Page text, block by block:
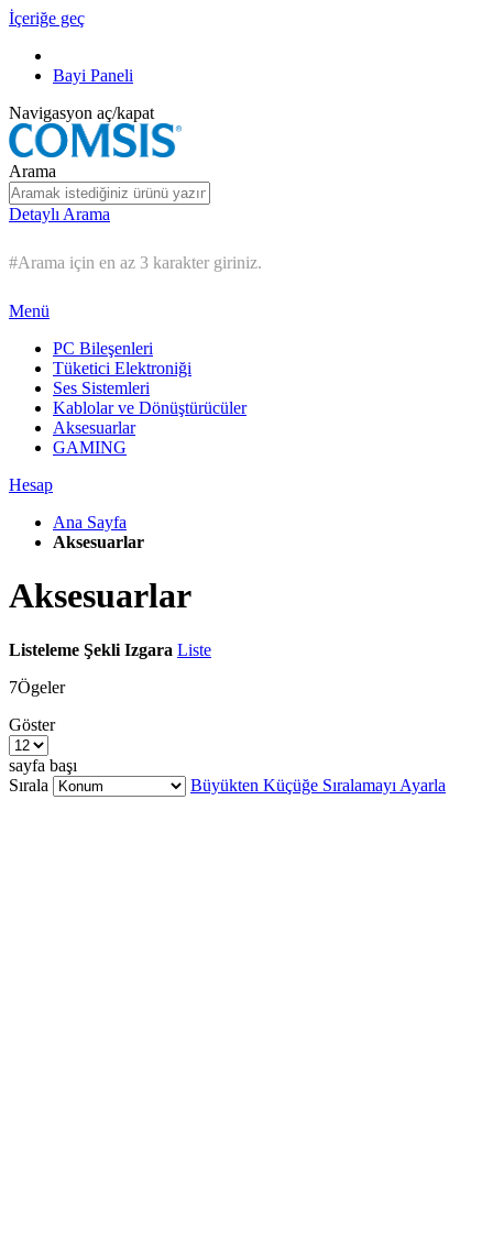
İçeriğe geç
Bayi Paneli
Navigasyon aç/kapat
Arama
Detaylı Arama
#Arama için en az 3 karakter giriniz.
Menü
PC Bileşenleri
Tüketici Elektroniği
Ses Sistemleri
Kablolar ve Dönüştürücüler
Aksesuarlar
GAMING
Hesap
Ana Sayfa
Aksesuarlar
Aksesuarlar
Listeleme Şekli Izgara Liste
7Ögeler
Göster
sayfa başı
Sırala
Büyükten Küçüğe Sıralamayı Ayarla